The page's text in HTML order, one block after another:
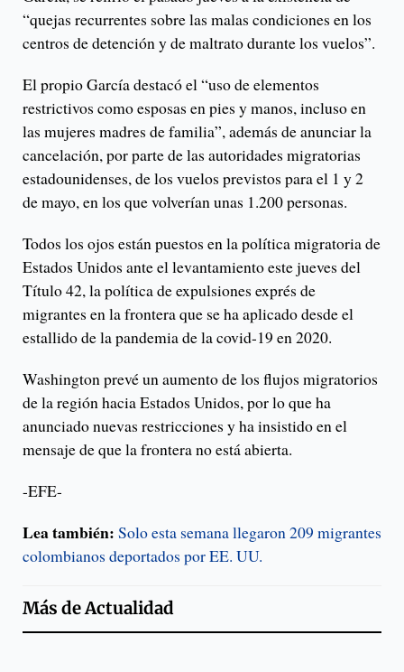
“quejas recurrentes sobre las malas condiciones en los
centros de detención y de maltrato durante los vuelos”.
El propio García destacó el “uso de elementos
restrictivos como esposas en pies y manos, incluso en
las mujeres madres de familia”, además de anunciar la
cancelación, por parte de las autoridades migratorias
estadounidenses, de los vuelos previstos para el 1 y 2
de mayo, en los que volverían unas 1.200 personas.
Todos los ojos están puestos en la política migratoria de
Estados Unidos ante el levantamiento este jueves del
Título 42, la política de expulsiones exprés de
migrantes en la frontera que se ha aplicado desde el
estallido de la pandemia de la covid-19 en 2020.
Washington prevé un aumento de los flujos migratorios
de la región hacia Estados Unidos, por lo que ha
anunciado nuevas restricciones y ha insistido en el
mensaje de que la frontera no está abierta.
-EFE-
Lea también: Solo esta semana llegaron 209 migrantes
colombianos deportados por EE. UU.
Más deActualidad